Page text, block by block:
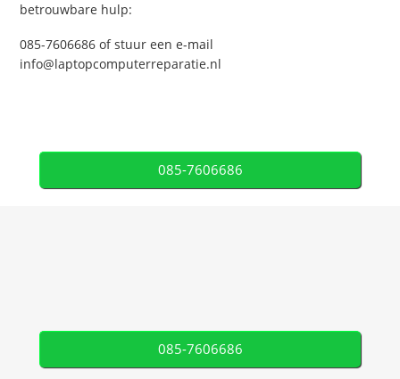
betrouwbare hulp:
085-7606686 of stuur een e-mail
info@laptopcomputerreparatie.nl
085-7606686
085-7606686